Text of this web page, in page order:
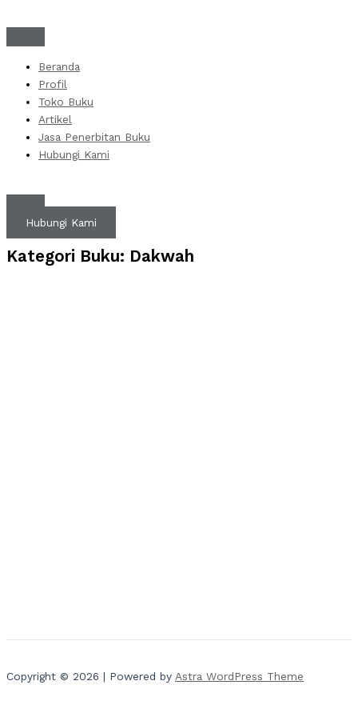
to
Beranda
Profil
Toko Buku
Artikel
Jasa Penerbitan Buku
Hubungi Kami
Hubungi Kami
Kategori Buku: Dakwah
Copyright © 2026 | Powered by Astra WordPress Theme